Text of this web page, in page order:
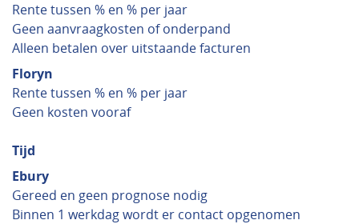
Rente tussen % en % per jaar
Geen aanvraagkosten of onderpand
Alleen betalen over uitstaande facturen
Floryn
Rente tussen % en % per jaar
Geen kosten vooraf
Tijd
Ebury
Gereed en geen prognose nodig
Binnen 1 werkdag wordt er contact opgenomen